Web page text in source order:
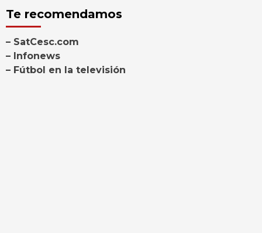
Te recomendamos
– SatCesc.com
– Infonews
– Fútbol en la televisión